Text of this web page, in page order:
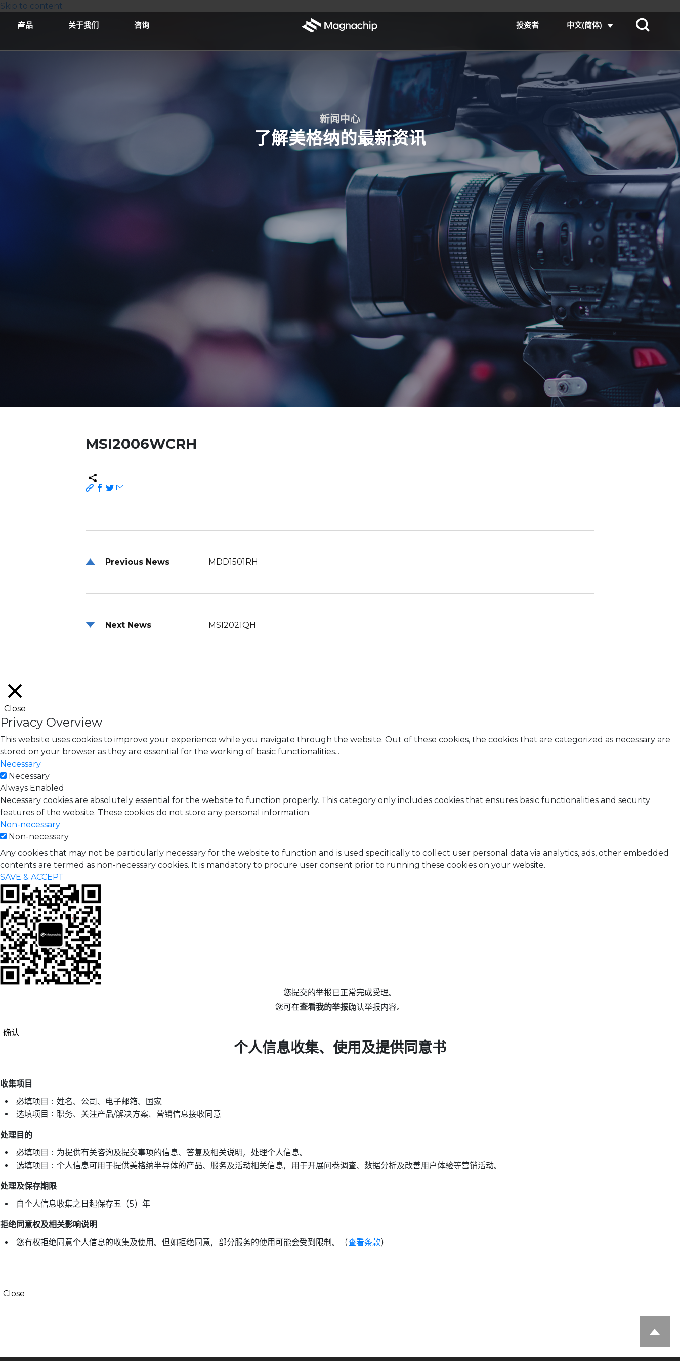
Skip to content
产品
关于我们 咨询 投资者 中文(简体)
新闻中心
了解美格纳的最新资讯
MSI2006WCRH
Previous News MDD1501RH
Next News MSI2021QH
Close
Privacy Overview
This website uses cookies to improve your experience while you navigate through the website. Out of these cookies, the cookies that are categorized as necessary are
stored on your browser as they are essential for the working of basic functionalities...
Necessary
Necessary
Always Enabled
Necessary cookies are absolutely essential for the website to function properly. This category only includes cookies that ensures basic functionalities and security
features of the website. These cookies do not store any personal information.
Non-necessary
Non-necessary
Any cookies that may not be particularly necessary for the website to function and is used specifically to collect user personal data via analytics, ads, other embedded
contents are termed as non-necessary cookies. It is mandatory to procure user consent prior to running these cookies on your website.
SAVE & ACCEPT
您提交的举报已正常完成受理。
您可在查看我的举报确认举报内容。
确认
个人信息收集、使用及提供同意书
收集项目
必填项目：姓名、公司、电子邮箱、国家
选填项目：职务、关注产品/解决方案、营销信息接收同意
处理目的
必填项目：为提供有关咨询及提交事项的信息、答复及相关说明，处理个人信息。
选填项目：个人信息可用于提供美格纳半导体的产品、服务及活动相关信息，用于开展问卷调查、数据分析及改善用户体验等营销活动。
处理及保存期限
自个人信息收集之日起保存五（5）年
拒绝同意权及相关影响说明
您有权拒绝同意个人信息的收集及使用。但如拒绝同意，部分服务的使用可能会受到限制。（查看条款）
Close